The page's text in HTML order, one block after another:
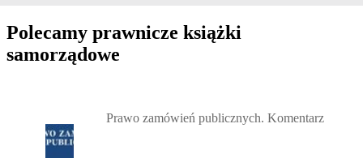
Polecamy prawnicze książki
samorządowe
Prawo zamówień publicznych. Komentarz